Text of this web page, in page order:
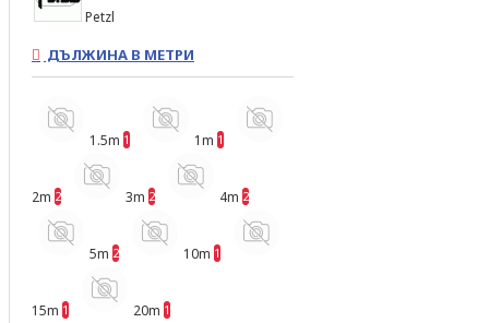
Petzl
ДЪЛЖИНА В МЕТРИ
1.5m 1 1m 1
2m 2 3m 2 4m 2
5m 2 10m 1
15m 1 20m 1